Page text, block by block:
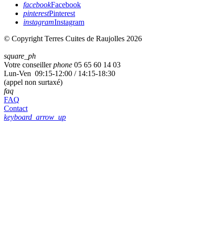
facebookFacebook
pinterestPinterest
instagramInstagram
© Copyright Terres Cuites de Raujolles 2026
square_ph
Votre conseillerphone 05 65 60 14 03
Lun-Ven 09:15-12:00 / 14:15-18:30
(appel non surtaxé)
faq
FAQ
Contact
keyboard_arrow_up